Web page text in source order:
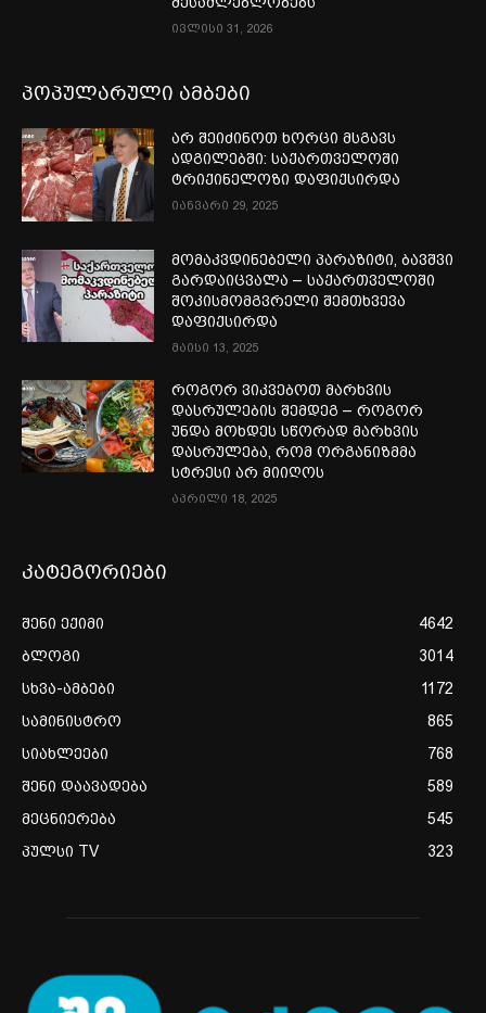
ივლისი 31, 2026
პოპულარული ამბები
არ შეიძინოთ ხორცი მსგავს
ადგილებში: საქართველოში
ტრიქინელოზი დაფიქსირდა
იანვარი 29, 2025
მომაკვდინებელი პარაზიტი, ბავშვი
გარდაიცვალა – საქართველოში
შოკისმომგვრელი შემთხვევა
დაფიქსირდა
მაისი 13, 2025
როგორ ვიკვებოთ მარხვის
დასრულების შემდეგ – როგორ
უნდა მოხდეს სწორად მარხვის
დასრულება, რომ ორგანიზმმა
სტრესი არ მიიღოს
აპრილი 18, 2025
კატეგორიები
შენი ექიმი
4642
ბლოგი
3014
სხვა-ამბები
1172
სამინისტრო
865
სიახლეები
768
შენი დაავადება
589
მეცნიერება
545
პულსი TV
323